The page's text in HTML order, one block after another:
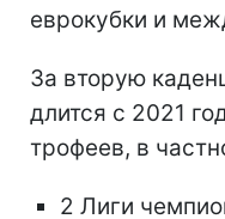
еврокубки и
За вторую
длится с 2021
трофеев, в
2 Лиги